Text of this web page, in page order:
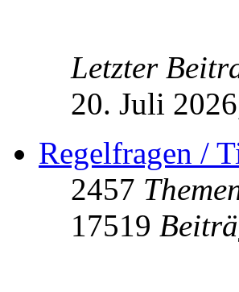
Letzter
20. Juli
Regelfragen /
2457
17519